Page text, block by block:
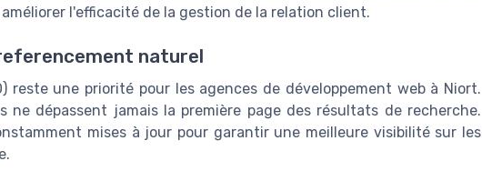
l'efficacité de la gestion de la relation client.
naturel
reste une priorité pour les agences de développement web à Niort.
ne dépassent jamais la première page des résultats de recherche.
mises à jour pour garantir une meilleure visibilité sur les